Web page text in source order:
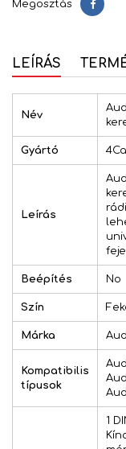
Megosztás
LEÍRÁS
Név
Gyártó
Leírás
Beépítés No
Szín
Márka
Kompatibilis
típusok
1